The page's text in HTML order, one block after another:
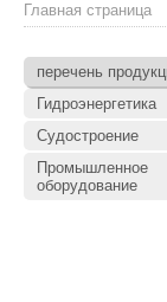
Главная страница
перечень
Гидроэнергетика
Судостроение
Промышленное
оборудование